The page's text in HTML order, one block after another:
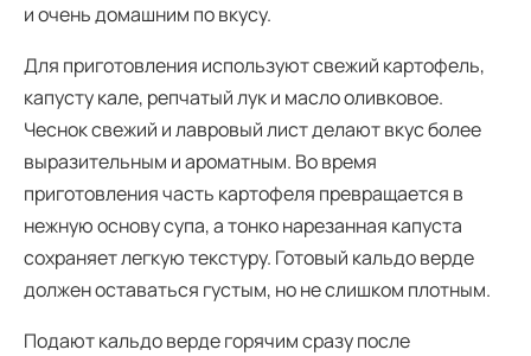
и очень домашним по вкусу.
Для приготовления используют свежий картофель,
капусту кале, репчатый лук и масло оливковое.
Чеснок свежий и лавровый лист делают вкус более
выразительным и ароматным. Во время
приготовления часть картофеля превращается в
нежную основу супа, а тонко нарезанная капуста
сохраняет легкую текстуру. Готовый кальдо верде
должен оставаться густым, но не слишком плотным.
Подают кальдо верде горячим сразу после